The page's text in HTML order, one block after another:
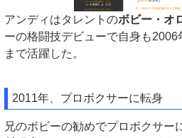
アンディはタレントのボビー・オ
ーの格闘技デビューで自身も2006
まで活躍した。
2011年、プロボクサーに転身
兄のボビーの勧めでプロボクサー